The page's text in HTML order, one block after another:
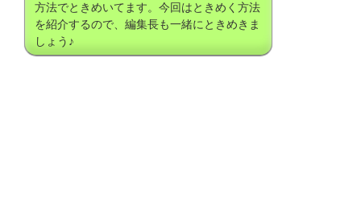
方法でときめいてます。今回はときめく方法
を紹介するので、編集長も一緒にときめきま
しょう♪